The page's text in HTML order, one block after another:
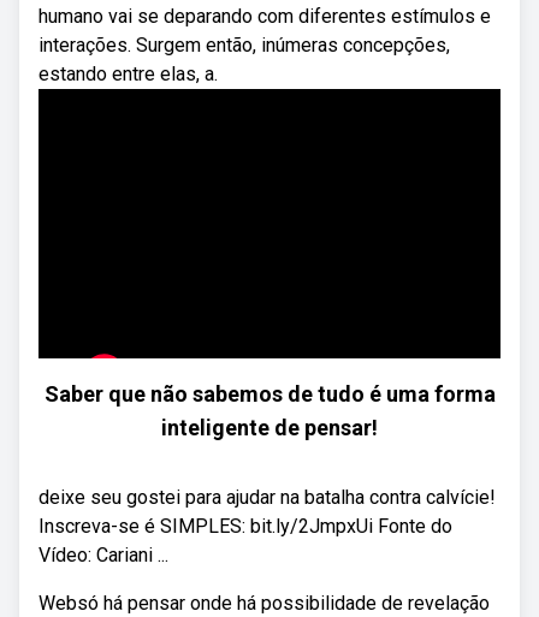
humano vai se deparando com diferentes estímulos e
interações. Surgem então, inúmeras concepções,
estando entre elas, a.
Saber que não sabemos de tudo é uma forma
inteligente de pensar!
deixe seu gostei para ajudar na batalha contra calvície!
Inscreva-se é SIMPLES: bit.ly/2JmpxUi Fonte do
Vídeo: Cariani ...
Websó há pensar onde há possibilidade de revelação